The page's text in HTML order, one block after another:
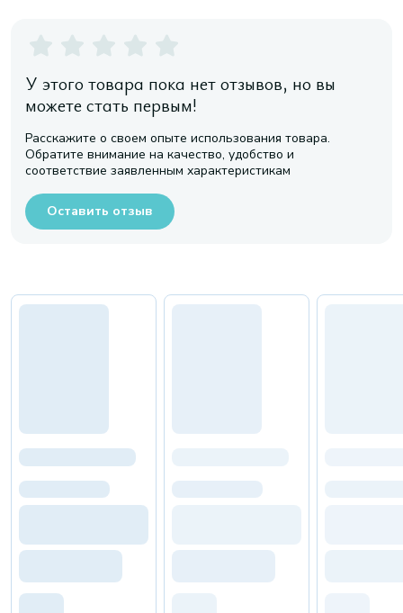
У этого товара пока нет отзывов, но вы
можете стать первым!
Расскажите о своем опыте использования товара.
Обратите внимание на качество, удобство и
соответствие заявленным характеристикам
Оставить отзыв